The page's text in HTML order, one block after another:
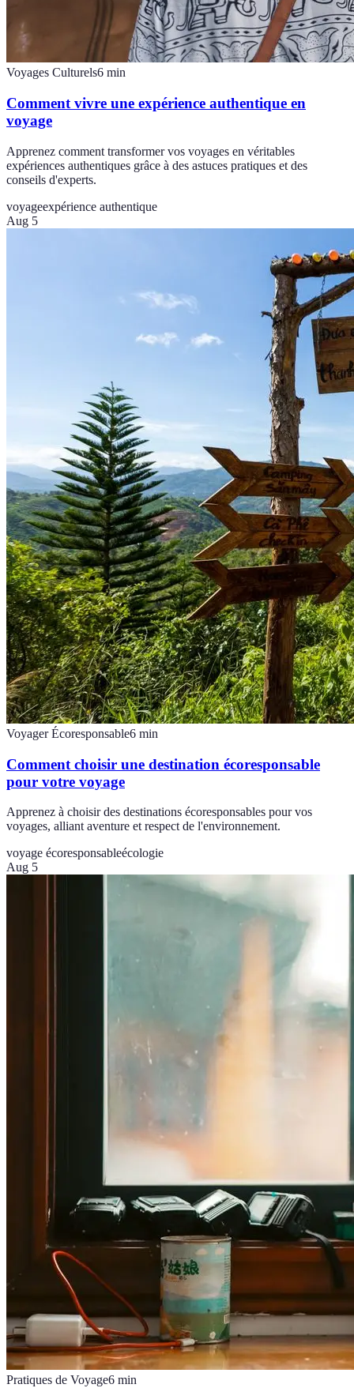
Voyages Culturels6 min
Comment vivre une expérience authentique en
voyage
Apprenez comment transformer vos voyages en véritables
expériences authentiques grâce à des astuces pratiques et des
conseils d'experts.
voyageexpérience authentique
Aug 5
Voyager Écoresponsable6 min
Comment choisir une destination écoresponsable
pour votre voyage
Apprenez à choisir des destinations écoresponsables pour vos
voyages, alliant aventure et respect de l'environnement.
voyage écoresponsableécologie
Aug 5
Pratiques de Voyage6 min